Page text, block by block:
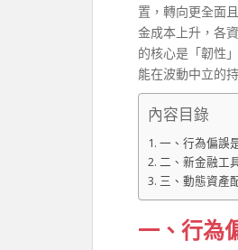
置，轉向更全面
金成本上升，各
的核心是「韌性
能在波動中立的
內容目錄
一、行為偏誤
二、新金融工
三、動態資產
一、行為